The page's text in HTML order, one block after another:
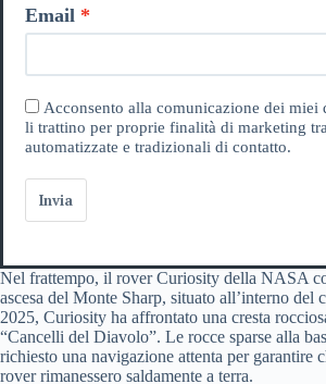
Email
Acconsento alla comunicazione dei miei
li trattino per proprie finalità di marketing
automatizzate e tradizionali di contatto.
Invia
Nel frattempo, il rover Curiosity della NASA
ascesa del Monte Sharp, situato all’interno del
2025, Curiosity ha affrontato una cresta
“Cancelli del Diavolo”. Le rocce sparse alla
richiesto una navigazione attenta per garantire
rover rimanessero saldamente a terra.